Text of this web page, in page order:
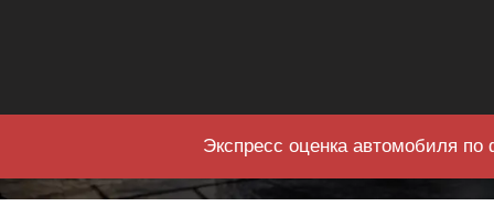
Экспресс оценка автомобиля